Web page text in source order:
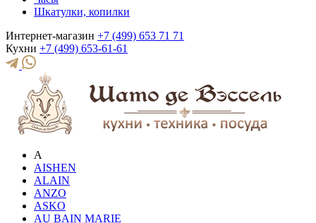
Шкатулки, копилки
Интернет-магазин +7 (499) 653 71 71
Кухни +7 (499) 653-61-61
A
AISHEN
ALAIN
ANZO
ASKO
AU BAIN MARIE